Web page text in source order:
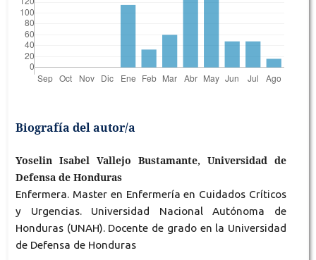
Biografía del autor/a
Yoselin Isabel Vallejo Bustamante, Universidad de
Defensa de Honduras
Enfermera. Master en Enfermería en Cuidados Críticos
y Urgencias. Universidad Nacional Autónoma de
Honduras (UNAH). Docente de grado en la Universidad
de Defensa de Honduras